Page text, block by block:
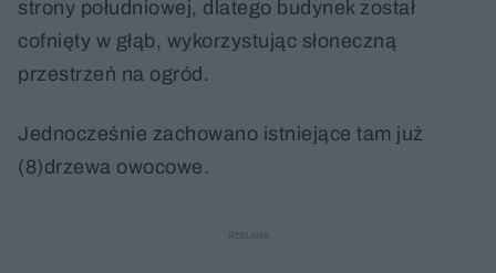
strony południowej, dlatego budynek został
cofnięty w głąb, wykorzystując słoneczną
przestrzeń na ogród.
Jednocześnie zachowano istniejące tam już
(8)drzewa owocowe.